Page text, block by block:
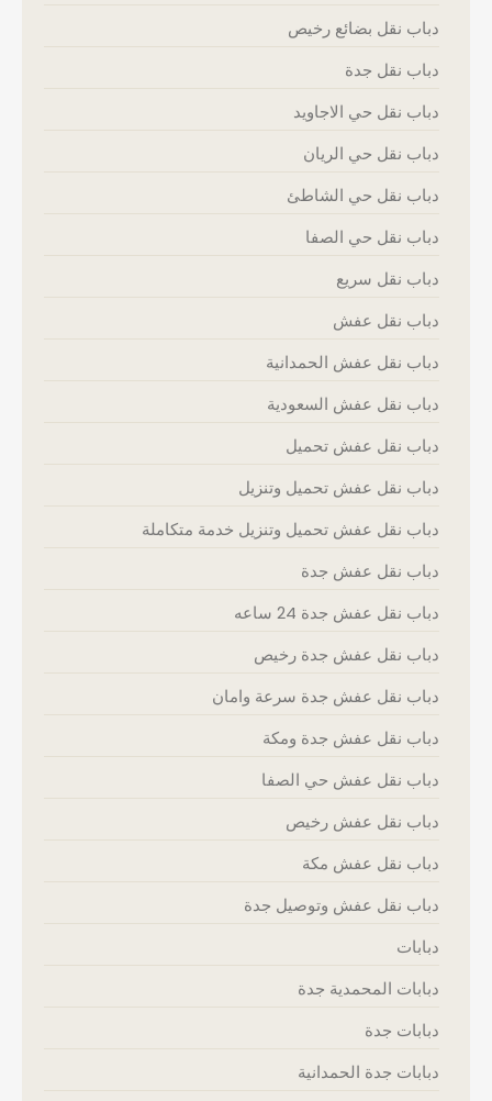
دباب نقل بضائع رخيص
دباب نقل جدة
دباب نقل حي الاجاويد
دباب نقل حي الريان
دباب نقل حي الشاطئ
دباب نقل حي الصفا
دباب نقل سريع
دباب نقل عفش
دباب نقل عفش الحمدانية
دباب نقل عفش السعودية
دباب نقل عفش تحميل
دباب نقل عفش تحميل وتنزيل
دباب نقل عفش تحميل وتنزيل خدمة متكاملة
دباب نقل عفش جدة
دباب نقل عفش جدة 24 ساعه
دباب نقل عفش جدة رخيص
دباب نقل عفش جدة سرعة وامان
دباب نقل عفش جدة ومكة
دباب نقل عفش حي الصفا
دباب نقل عفش رخيص
دباب نقل عفش مكة
دباب نقل عفش وتوصيل جدة
دبابات
دبابات المحمدية جدة
دبابات جدة
دبابات جدة الحمدانية